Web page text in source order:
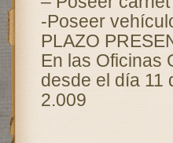
-Poseer
PLAZO
En las Oficinas
desde el día 11
2.009